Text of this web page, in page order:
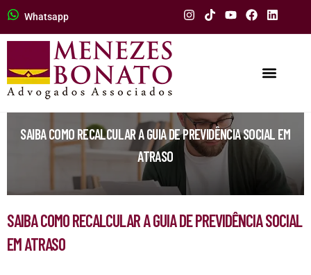
Whatsapp
SAIBA COMO RECALCULAR A GUIA DE PREVIDÊNCIA SOCIAL EM
ATRASO
SAIBA COMO RECALCULAR A GUIA DE PREVIDÊNCIA SOCIAL
EM ATRASO